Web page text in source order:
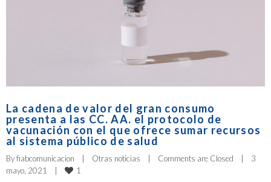
La cadena de valor del gran consumo
presenta a las CC. AA. el protocolo de
vacunación con el que ofrece sumar recursos
al sistema público de salud
By fiabcomunicacion Otras noticias Comments are Closed
3
mayo, 2021
1